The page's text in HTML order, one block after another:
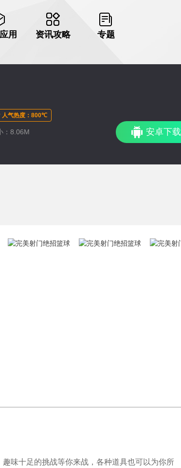
用 资讯攻略 专题
人气热度：800℃
：8.06M 安卓下载
味十足的挑战等你来战，各种道具也可以为你所